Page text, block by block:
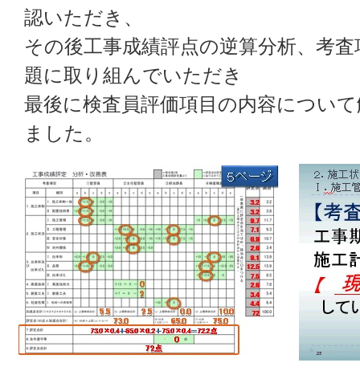
認いただき、
その後工事成績評点の逆算分析、考
題に取り組んでいただき
最後に検査員評価項目の内容につい
ました。